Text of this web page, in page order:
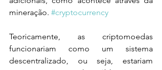
mineração. #cryptocurrency
Teoricamente, as criptomoedas
funcionariam como um sistema
descentralizado, ou seja, estariam